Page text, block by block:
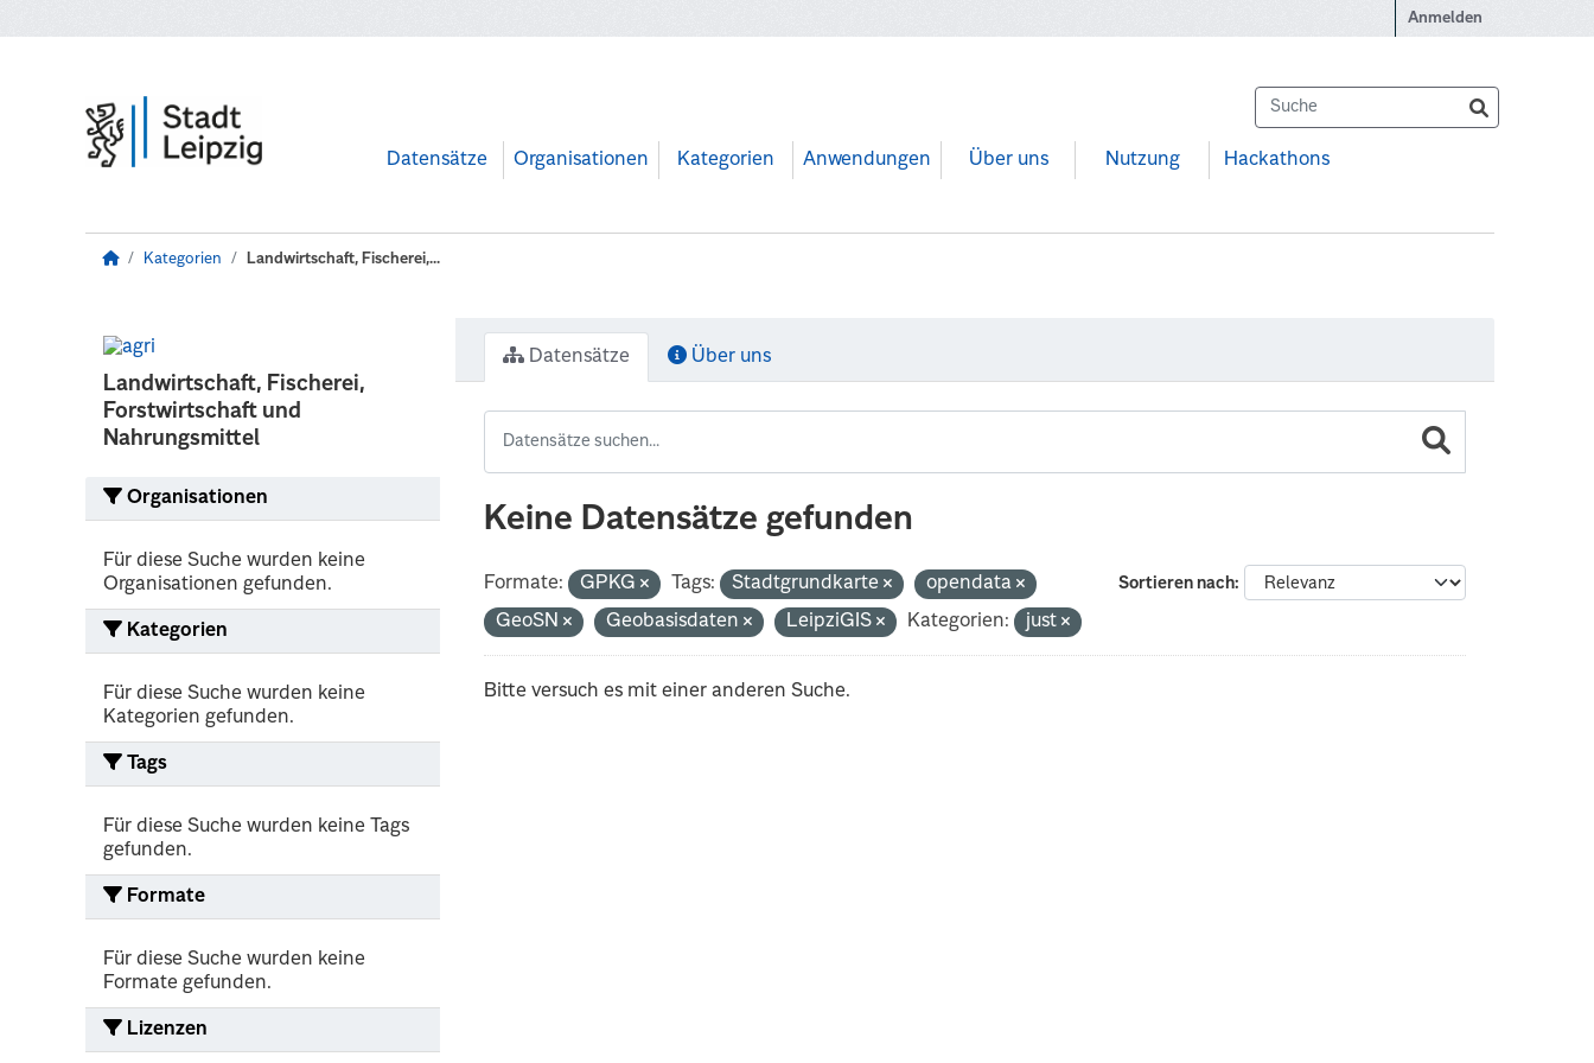
Anmelden
Datensätze Organisationen Kategorien Anwendungen Über uns Nutzung Hackathons
Kategorien Landwirtschaft, Fischerei,...
Landwirtschaft, Fischerei,
Forstwirtschaft und
Nahrungsmittel
Organisationen
Für diese Suche wurden keine
Organisationen gefunden.
Kategorien
Für diese Suche wurden keine
Kategorien gefunden.
Tags
Für diese Suche wurden keine Tags
gefunden.
Formate
Für diese Suche wurden keine
Formate gefunden.
Lizenzen
Datensätze Über uns
Keine Datensätze gefunden
Sortieren nach
Formate: GPKG Tags: Stadtgrundkarte
opendata
GeoSN
Geobasisdaten LeipziGIS Kategorien: just
Bitte versuch es mit einer anderen Suche.